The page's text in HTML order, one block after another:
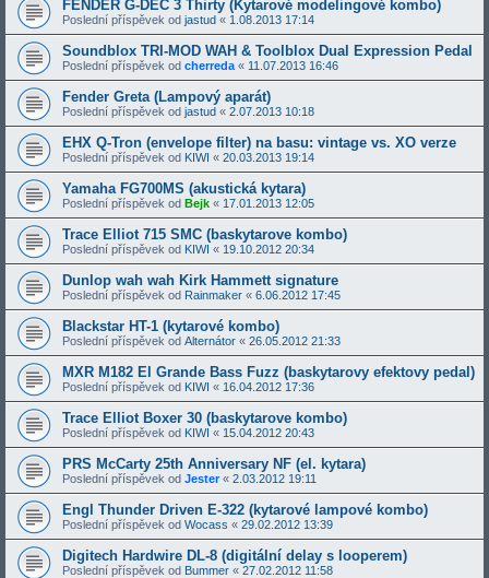
FENDER G-DEC 3 Thirty (Kytarové modelingové kombo)
Poslední příspěvek od jastud « 1.08.2013 17:14
Soundblox TRI-MOD WAH & Toolblox Dual Expression Pedal
Poslední příspěvek od cherreda « 11.07.2013 16:46
Fender Greta (Lampový aparát)
Poslední příspěvek od jastud « 2.07.2013 10:18
EHX Q-Tron (envelope filter) na basu: vintage vs. XO verze
Poslední příspěvek od KIWI « 20.03.2013 19:14
Yamaha FG700MS (akustická kytara)
Poslední příspěvek od Bejk « 17.01.2013 12:05
Trace Elliot 715 SMC (baskytarove kombo)
Poslední příspěvek od KIWI « 19.10.2012 20:34
Dunlop wah wah Kirk Hammett signature
Poslední příspěvek od Rainmaker « 6.06.2012 17:45
Blackstar HT-1 (kytarové kombo)
Poslední příspěvek od Alternátor « 26.05.2012 21:33
MXR M182 El Grande Bass Fuzz (baskytarovy efektovy pedal)
Poslední příspěvek od KIWI « 16.04.2012 17:36
Trace Elliot Boxer 30 (baskytarove kombo)
Poslední příspěvek od KIWI « 15.04.2012 20:43
PRS McCarty 25th Anniversary NF (el. kytara)
Poslední příspěvek od Jester« 2.03.2012 19:11
Engl Thunder Driven E-322 (kytarové lampové kombo)
Poslední příspěvek od Wocass « 29.02.2012 13:39
Digitech Hardwire DL-8 (digitální delay s looperem)
Poslední příspěvek od Bummer « 27.02.2012 11:58